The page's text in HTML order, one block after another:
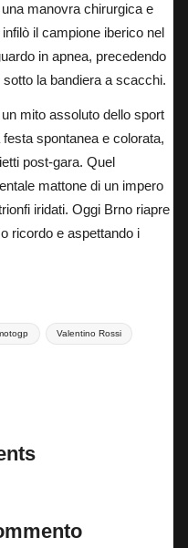
manovra chirurgica e
il campione iberico nel
in apnea, precedendo
la bandiera a scacchi.
mito assoluto dello sport
spontanea e colorata,
post-gara. Quel
mattone di un impero
iridati. Oggi Brno riapre
ricordo e aspettando i
Valentino Rossi